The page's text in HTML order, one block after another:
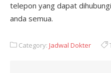
telepon yang dapat
anda semua.
Category: Jadwal Dokter